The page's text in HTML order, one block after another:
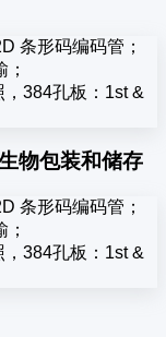
条形码编码管；
384孔板：1st &
包装和储存
条形码编码管；
384孔板：1st &